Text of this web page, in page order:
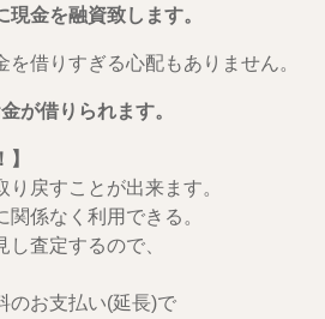
金を融資致します。
借りすぎる心配もありません。
が借りられます。
り戻すことが出来ます。
関係なく利用できる。
し査定するので、
のお支払い(延長)で